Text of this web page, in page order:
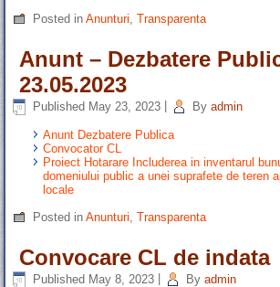
Posted in Anunturi ,Transparenta
Anunt – Dezbatere
23.05.2023
Published May 23, 2023 By admin
Anunt Dezbatere Publica
Convocator CL
Proiect Hotarare Includerea in inventarul
domeniului public a unei suprafete de teren
locale
Posted in Anunturi ,Transparenta
Convocare CL de indata
Published May 8, 2023 By admin